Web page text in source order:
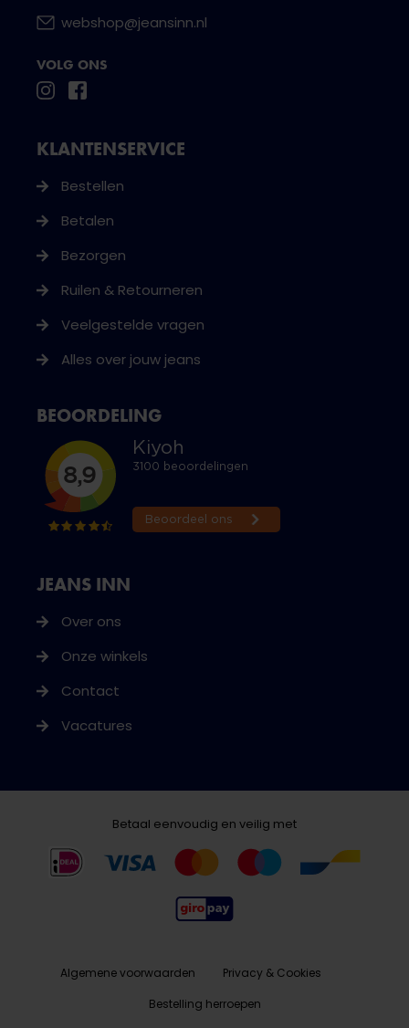
webshop@jeansinn.nl
VOLG ONS
JEANS INN
Over ons
Onze winkels
Contact
Vacatures
KLANTENSERVICE
Bestellen
Betalen
Bezorgen
Ruilen & Retourneren
Veelgestelde vragen
Alles over jouw jeans
BEOORDELING
Betaal eenvoudig en veilig met
Algemene voorwaarden
Privacy & Cookies
Bestelling herroepen